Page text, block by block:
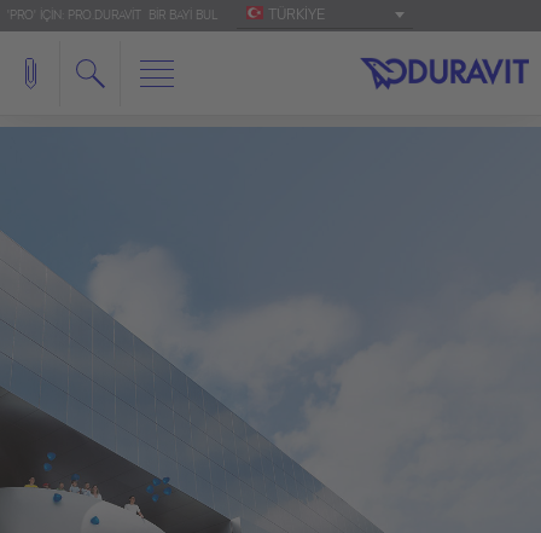
'PRO' IÇIN: PRO.DURAVIT BIR BAYI BUL TÜRKIYE